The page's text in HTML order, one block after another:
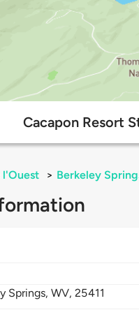
Cacapon Resort
l'Ouest > Berkeley
Springs,WV,25411